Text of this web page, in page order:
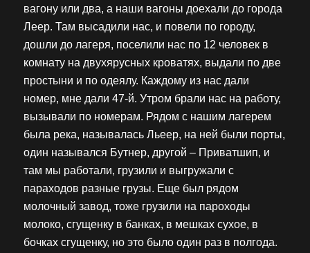
вагону или два, а наши вагоны доехали до города
Леер. Там высадили нас, и повели по городу,
дошли до лагеря, поселили нас по 12 человек в
комнату на двухярусных кроватях, выдали по две
простыни и по одеялу. Каждому из нас дали
номер, мне дали 47-й. Утром брали нас на работу,
вызывали по номерам. Рядом с нашим лагерем
была река, называлась Льеер, на ней были порты,
один назывался Бутнер, другой – Приватшип, и
там мы работали, грузили и выгружали с
параходов разные грузы. Еще был рядом
молочный завод, тоже грузили на пароходы
молоко, сгущенку в банках, в мешках сухое, в
бочках сгущенку, но это было один раз в полгода.